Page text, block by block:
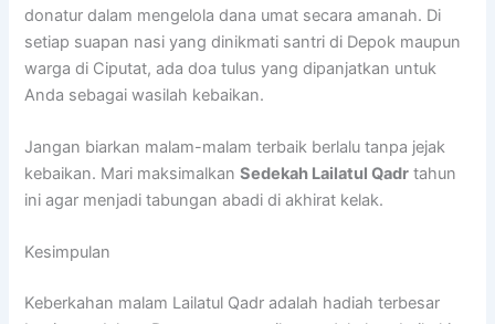
donatur dalam mengelola dana umat secara amanah. Di
setiap suapan nasi yang dinikmati santri di Depok maupun
warga di Ciputat, ada doa tulus yang dipanjatkan untuk
Anda sebagai wasilah kebaikan.
Jangan biarkan malam-malam terbaik berlalu tanpa jejak
kebaikan. Mari maksimalkanSedekah Lailatul Qadr tahun
ini agar menjadi tabungan abadi di akhirat kelak.
Kesimpulan
Keberkahan malam Lailatul Qadr adalah hadiah terbesar